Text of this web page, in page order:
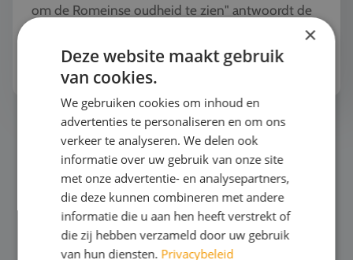
om de Romeinse oudheid te zien" antwoordt de
docent.En dat is natuurlijk zo! Rome en Athene ...
Bekijk het thema
Automotive
×
Deze website maakt gebruik
van cookies.
We gebruiken cookies om inhoud en
advertenties te personaliseren en om ons
verkeer te analyseren. We delen ook
informatie over uw gebruik van onze site
met onze advertentie- en analysepartners,
die deze kunnen combineren met andere
informatie die u aan hen heeft verstrekt of
die zij hebben verzameld door uw gebruik
van hun diensten. Privacybeleid